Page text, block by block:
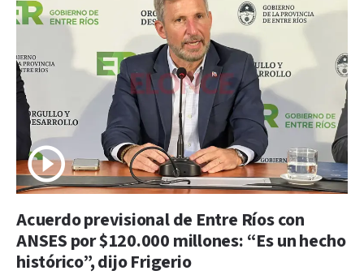
Acuerdo previsional de Entre Ríos con
ANSES por $120.000 millones: “Es un hecho
histórico”, dijo Frigerio